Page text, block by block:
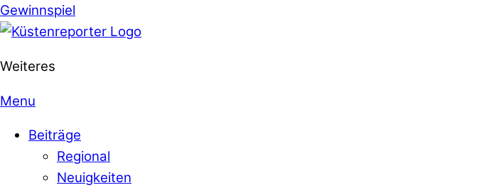
Gewinnspiel
Weiteres
Menu
Beiträge
Regional
Neuigkeiten